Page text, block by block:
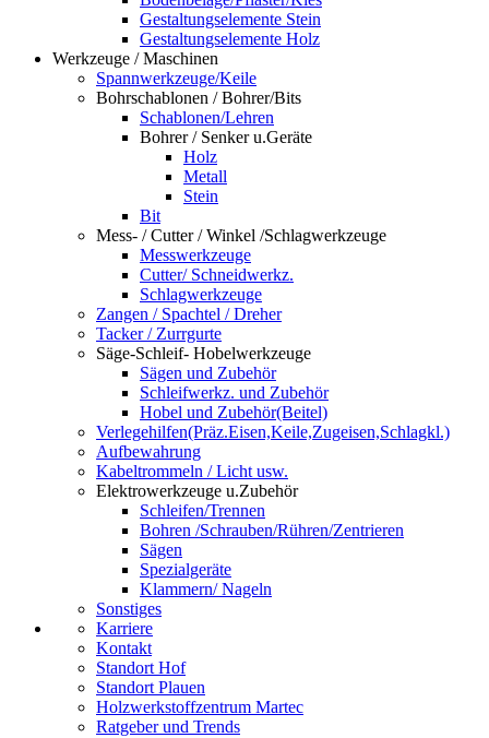
Gestaltungselemente Stein
Gestaltungselemente Holz
Werkzeuge / Maschinen
Spannwerkzeuge/Keile
Bohrschablonen / Bohrer/Bits
Schablonen/Lehren
Bohrer / Senker u.Geräte
Holz
Metall
Stein
Bit
Mess- / Cutter / Winkel /Schlagwerkzeuge
Messwerkzeuge
Cutter/ Schneidwerkz.
Schlagwerkzeuge
Zangen / Spachtel / Dreher
Tacker / Zurrgurte
Säge-Schleif- Hobelwerkzeuge
Sägen und Zubehör
Schleifwerkz. und Zubehör
Hobel und Zubehör(Beitel)
Verlegehilfen(Präz.Eisen,Keile,Zugeisen,Schlagkl.)
Aufbewahrung
Kabeltrommeln / Licht usw.
Elektrowerkzeuge u.Zubehör
Schleifen/Trennen
Bohren /Schrauben/Rühren/Zentrieren
Sägen
Spezialgeräte
Klammern/ Nageln
Sonstiges
Karriere
Kontakt
Standort Hof
Standort Plauen
Holzwerkstoffzentrum Martec
Ratgeber und Trends